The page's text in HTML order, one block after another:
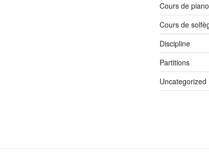
Cours de piano
Cours de
Discipline
Partitions
Uncategorized